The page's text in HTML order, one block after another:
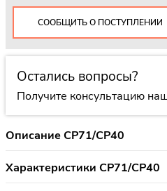
СООБЩИТЬ О ПОСТУПЛЕНИИ
Остались вопросы?
Получите консультацию
Описание CP71/CP40
Характеристики CP71/CP40